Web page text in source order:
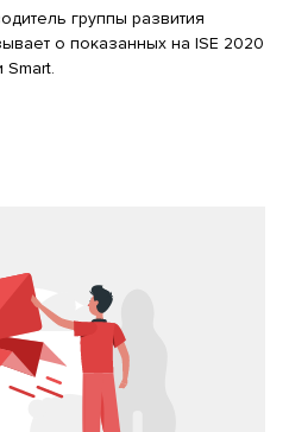
группы развития
о показанных на ISE 2020
Smart.